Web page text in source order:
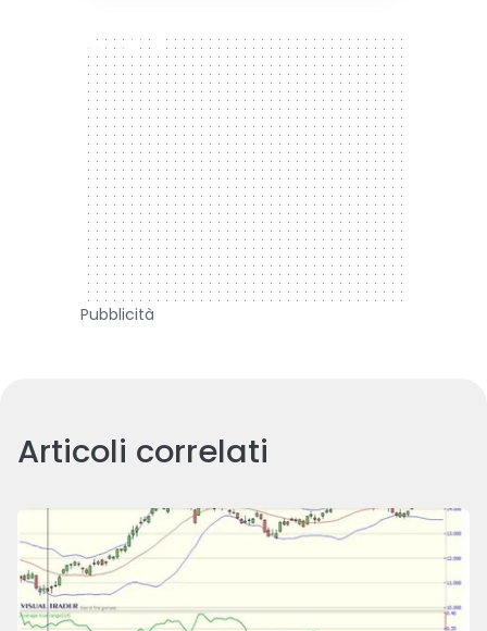
300 x 250
Pubblicità
Articoli correlati